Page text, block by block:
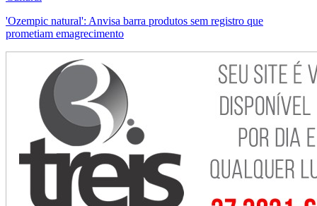
'Ozempic natural': Anvisa barra produtos sem registro que
prometiam emagrecimento